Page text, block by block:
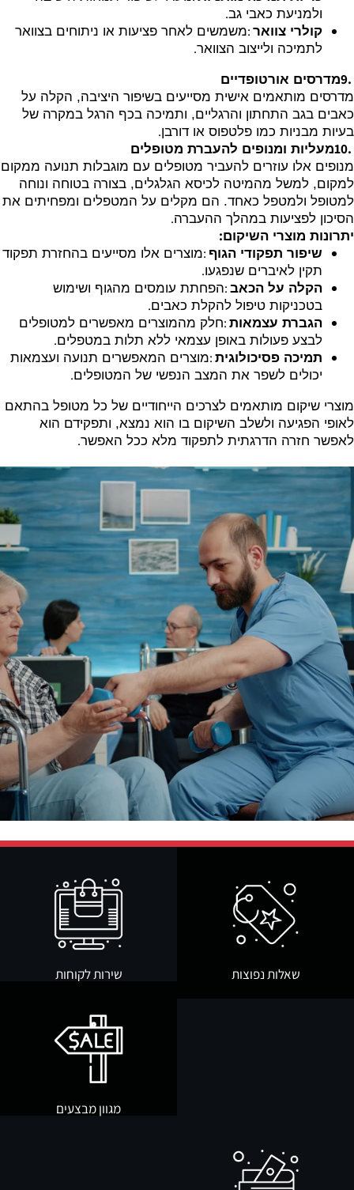
ולמניעת כאבי גב.
קולרי צוואר :משמשים לאחר פציעות או ניתוחים בצוואר
לתמיכה ולייצוב הצוואר.
9.מדרסים אורטופדיים
מדרסים מותאמים אישית מסייעים בשיפור היציבה, הקלה על
כאבים בגב התחתון והרגליים, ותמיכה בכף הרגל במקרה של
בעיות מבניות כמו פלטפוס או דורבן.
10.מעליות ומנופים להעברת מטופלים
מנופים אלו עוזרים להעביר מטופלים עם מוגבלות תנועה ממקום
למקום, למשל מהמיטה לכיסא הגלגלים, בצורה בטוחה ונוחה
למטופל ולמטפל כאחד. הם מקלים על המטפלים ומפחיתים את
הסיכון לפציעות במהלך ההעברה.
יתרונות מוצרי השיקום:
שיפור תפקודי הגוף :מוצרים אלו מסייעים בהחזרת תפקוד
תקין לאיברים שנפגעו.
הקלה על הכאב :הפחתת עומסים מהגוף ושימוש
בטכניקות טיפול להקלת כאבים.
הגברת עצמאות :חלק מהמוצרים מאפשרים למטופלים
לבצע פעולות באופן עצמאי ללא תלות במטפלים.
תמיכה פסיכולוגית :מוצרים המאפשרים תנועה ועצמאות
יכולים לשפר את המצב הנפשי של המטופלים.
מוצרי שיקום מותאמים לצרכים הייחודיים של כל מטופל בהתאם
לאופי הפגיעה ולשלב השיקום בו הוא נמצא, ותפקידם הוא
לאפשר חזרה הדרגתית לתפקוד מלא ככל האפשר.
שאלות נפוצות שירות לקוחות
מגוון מבצעים